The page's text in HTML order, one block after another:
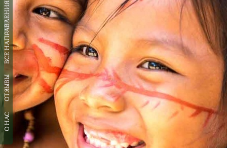
ВСЕ НАПРАВЛЕНИЯ
ОТЗЫВЫ
О НАС